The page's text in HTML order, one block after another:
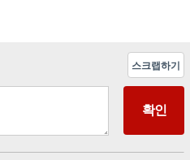
스크랩하기